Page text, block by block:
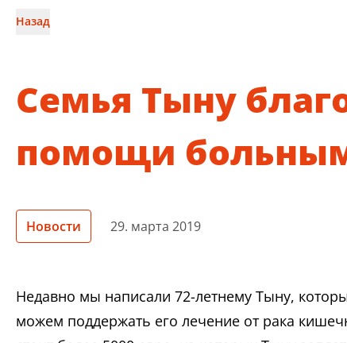
Назад
Cемья Тыну
помощи
Новости 29. марта 2019
Недавно мы написали 72-летнему Тыну,
можем поддержать его лечение от рака